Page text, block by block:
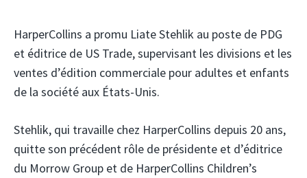
HarperCollins a promu Liate Stehlik au poste de PDG
et éditrice de US Trade, supervisant les divisions et les
ventes d’édition commerciale pour adultes et enfants
de la société aux États-Unis.
Stehlik, qui travaille chez HarperCollins depuis 20 ans,
quitte son précédent rôle de présidente et d’éditrice
du Morrow Group et de HarperCollins Children’s